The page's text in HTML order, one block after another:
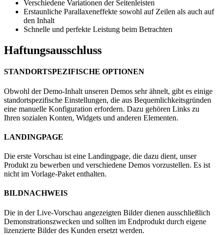
Verschiedene Variationen der Seitenleisten
Erstaunliche Parallaxeneffekte sowohl auf Zeilen als auch auf
den Inhalt
Schnelle und perfekte Leistung beim Betrachten
Haftungsausschluss
STANDORTSPEZIFISCHE OPTIONEN
Obwohl der Demo-Inhalt unseren Demos sehr ähnelt, gibt es einige
standortspezifische Einstellungen, die aus Bequemlichkeitsgründen
eine manuelle Konfiguration erfordern. Dazu gehören Links zu
Ihren sozialen Konten, Widgets und anderen Elementen.
LANDINGPAGE
Die erste Vorschau ist eine Landingpage, die dazu dient, unser
Produkt zu bewerben und verschiedene Demos vorzustellen. Es ist
nicht im Vorlage-Paket enthalten.
BILDNACHWEIS
Die in der Live-Vorschau angezeigten Bilder dienen ausschließlich
Demonstrationszwecken und sollten im Endprodukt durch eigene
lizenzierte Bilder des Kunden ersetzt werden.